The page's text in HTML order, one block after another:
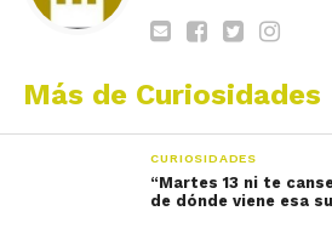
Más de Curiosidades
CURIOSIDADES
“Martes 13 ni te
de dónde viene esa